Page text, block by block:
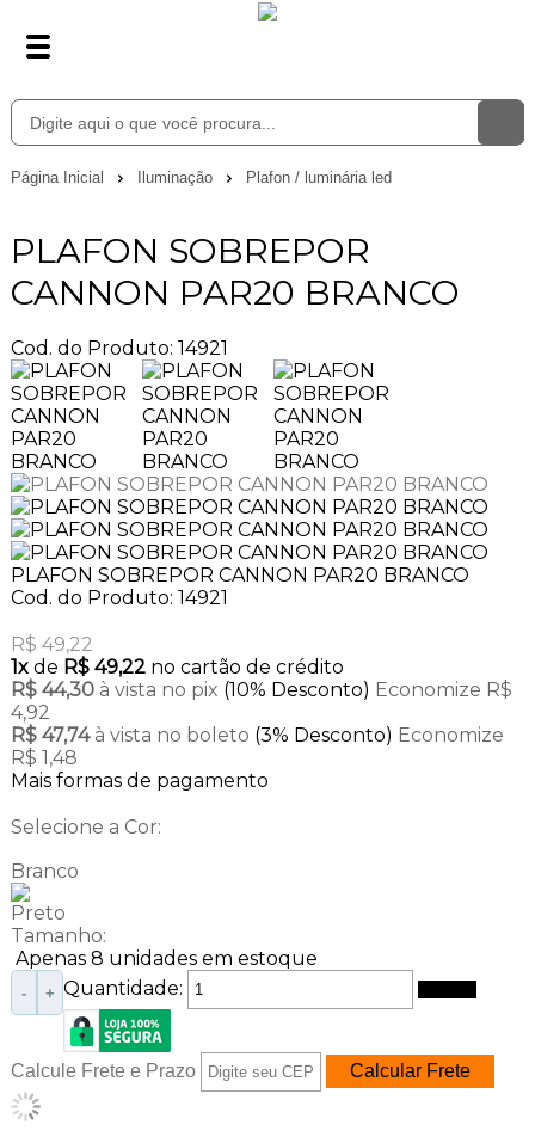
Página Inicial Iluminação Plafon / luminária led
PLAFON SOBREPOR
CANNON PAR20 BRANCO
Cod. do Produto: 14921
PLAFON SOBREPOR CANNON PAR20 BRANCO
Cod. do Produto: 14921
R$ 49,22
1xde R$ 49,22 no cartão de crédito
R$ 44,30 à vista no pix (10% Desconto) Economize R$
4,92
R$ 47,74 à vista no boleto (3% Desconto) Economize
R$ 1,48
Mais formas de pagamento
Selecione a Cor:
Branco
Preto
Tamanho:
Apenas 8 unidades em estoque
Quantidade:
- +
Calcule Frete e Prazo